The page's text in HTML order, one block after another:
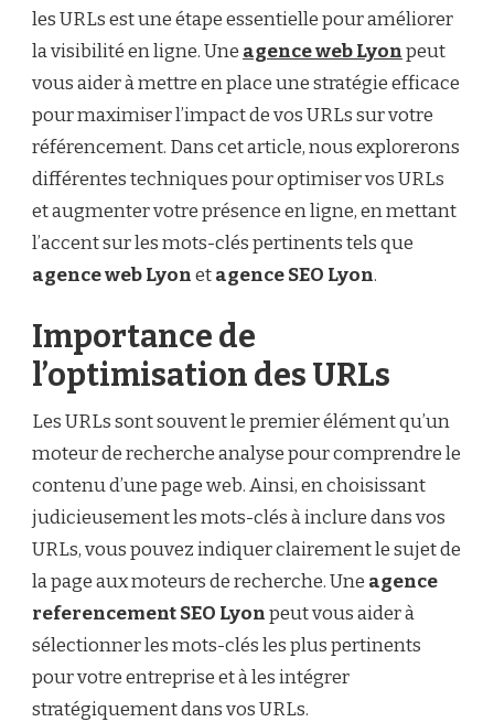
les URLs est une étape essentielle pour améliorer
la visibilité en ligne. Une agence web Lyonpeut
vous aider à mettre en place une stratégie efficace
pour maximiser l’impact de vos URLs sur votre
référencement. Dans cet article, nous explorerons
différentes techniques pour optimiser vos URLs
et augmenter votre présence en ligne, en mettant
l’accent sur les mots-clés pertinents tels que
agence web Lyonetagence SEO Lyon.
Importance de
l’optimisation des URLs
Les URLs sont souvent le premier élément qu’un
moteur de recherche analyse pour comprendre le
contenu d’une page web. Ainsi, en choisissant
judicieusement les mots-clés à inclure dans vos
URLs, vous pouvez indiquer clairement le sujet de
la page aux moteurs de recherche. Une agence
referencement SEO Lyonpeut vous aider à
sélectionner les mots-clés les plus pertinents
pour votre entreprise et à les intégrer
stratégiquement dans vos URLs.